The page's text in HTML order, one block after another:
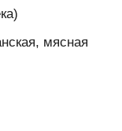
мясная